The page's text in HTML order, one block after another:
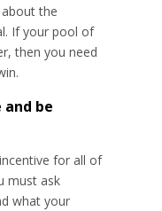
the
If your pool of
then you need
and be
for all of
must ask
what your